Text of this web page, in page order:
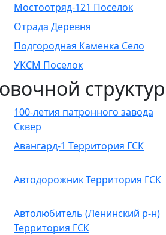
Мостоотряд-121 Поселок
Отрада Деревня
Подгородная Каменка Село
УКСМ Поселок
100-летия патронного завода
Сквер
Авангард-1 Территория ГСК
Автодорожник Территория ГСК
Автолюбитель (Ленинский р-н)
Территория ГСК